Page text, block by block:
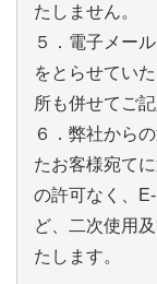
たしません。
５．電子メー
をとらせてい
所も併せてご
６．弊社から
たお客様宛て
の許可なく、
ど、二次使用
たします。